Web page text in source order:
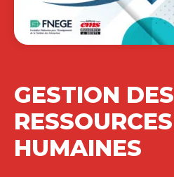
GESTION DES
RESSOURCES
HUMAINES